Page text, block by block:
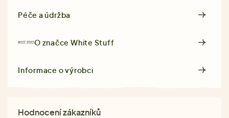
Péče a údržba
O značceWhite Stuff
Informace o výrobci
Hodnocení zákazníků